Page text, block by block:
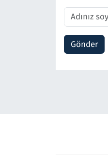
Gönder